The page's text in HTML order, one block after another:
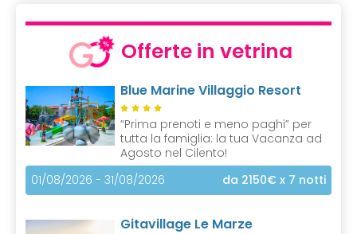
Offerte in vetrina
Blue Marine Villaggio Resort
“Prima prenoti e meno paghi” per
tutta la famiglia: la tua Vacanza ad
Agosto nel Cilento!
01/08/2026 - 31/08/2026
da 2150€ x 7 notti
Gitavillage Le Marze